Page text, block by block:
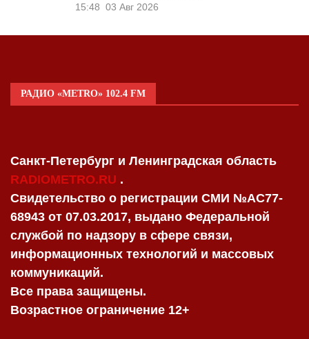
15:48 03 Авг 2026
РАДИО «METRO» 102.4 FM
Санкт-Петербург и Ленинградская область
RADIOMETRO.RU .
Свидетельство о регистрации СМИ №AC77-
68943 от 07.03.2017, выдано Федеральной
службой по надзору в сфере связи,
информационных технологий и массовых
коммуникаций.
Все права защищены.
Возрастное ограничение 12+